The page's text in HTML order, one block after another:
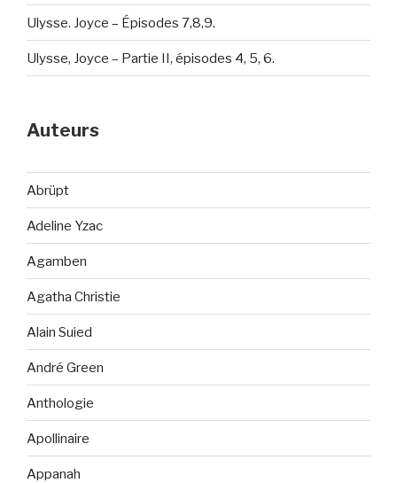
Ulysse. Joyce – Épisodes 7,8,9.
Ulysse, Joyce – Partie II, épisodes 4, 5, 6.
Auteurs
Abrüpt
Adeline Yzac
Agamben
Agatha Christie
Alain Suied
André Green
Anthologie
Apollinaire
Appanah